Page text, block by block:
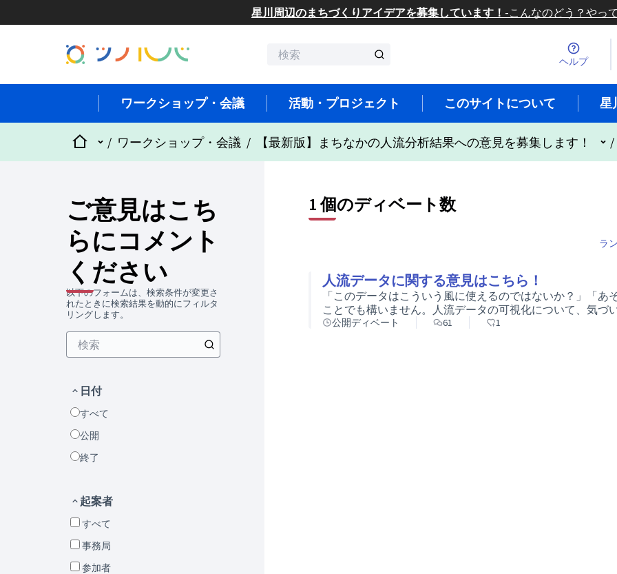
星川周辺のまちづくりアイデアを募集しています！ -こんなのどう？やっ
ヘルプ
ワークショップ・会議 活動・プロジェクト このサイトについて 星
ホームメインメニュー
/ ワークショップ・会議 / 【最新版】まちなかの人流分析結果への意見を募集します！ ユ/
ご意見はこち
らにコメント
ください
以下のフォームは、検索条件が変更さ
れたときに検索結果を動的にフィルタ
リングします。
日付
すべて
公開
終了
起案者
すべて
事務局
参加者
1 個のディベート数
ラ
人流データに関する意見はこちら！
「このデータはこういう風に使えるのではないか？」「
ことでも構いません。人流データの可視化について、気づ
公開ディベート 61 1